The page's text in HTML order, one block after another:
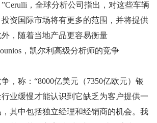
，全球分析公司指出，对这些车辆
资国际市场将有更多的范围，并将提供
，随着当地产品更容易衡量
，凯尔利高级分析师的竞争
，称：“8000亿美元（7350亿欧元）银
业缓慢才能认识到它缺乏为客户提供一
其中包括独立经理和经销商的机会。我